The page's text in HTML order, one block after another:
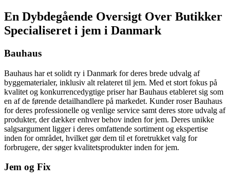
En Dybdegående Oversigt Over Butikker
Specialiseret i jem i Danmark
Bauhaus
Bauhaus har et solidt ry i Danmark for deres brede udvalg af
byggematerialer, inklusiv alt relateret til jem. Med et stort fokus på
kvalitet og konkurrencedygtige priser har Bauhaus etableret sig som
en af de førende detailhandlere på markedet. Kunder roser Bauhaus
for deres professionelle og venlige service samt deres store udvalg af
produkter, der dækker enhver behov inden for jem. Deres unikke
salgsargument ligger i deres omfattende sortiment og ekspertise
inden for området, hvilket gør dem til et foretrukket valg for
forbrugere, der søger kvalitetsprodukter inden for jem.
Jem og Fix